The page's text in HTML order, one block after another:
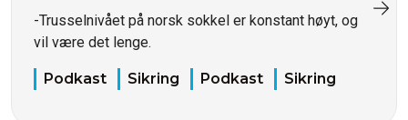
-Trusselnivået på norsk sokkel er konstant høyt, og
vil være det lenge.
Podkast Sikring Podkast Sikring